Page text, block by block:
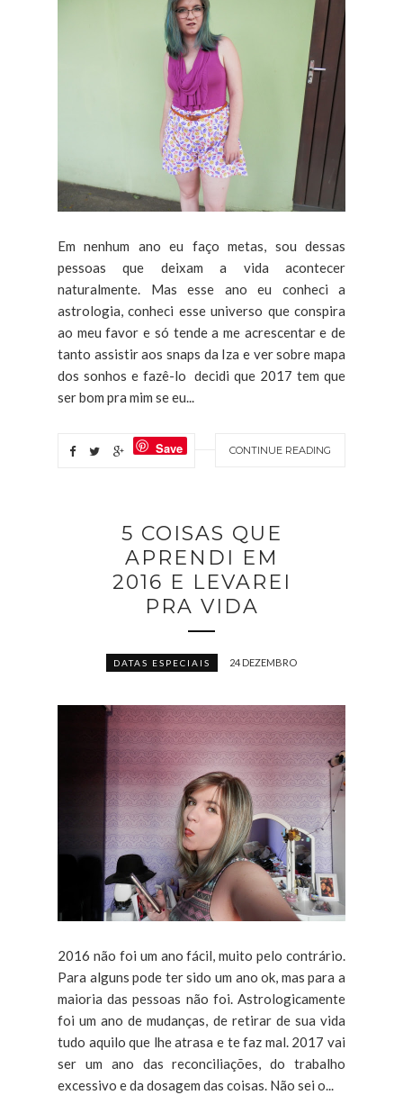
Em nenhum ano eu faço metas, sou dessas
pessoas que deixam a vida acontecer
naturalmente. Mas esse ano eu conheci a
astrologia, conheci esse universo que conspira
ao meu favor e só tende a me acrescentar e de
tanto assistir aos snaps da Iza e ver sobre mapa
dos sonhos e fazê-lo decidi que 2017 tem que
ser bom pra mim se eu...
CONTINUE READING
Save
5 COISAS QUE
APRENDI EM
2016 E LEVAREI
PRA VIDA
DATAS ESPECIAIS 24 DEZEMBRO
2016 não foi um ano fácil, muito pelo contrário.
Para alguns pode ter sido um ano ok, mas para a
maioria das pessoas não foi. Astrologicamente
foi um ano de mudanças, de retirar de sua vida
tudo aquilo que lhe atrasa e te faz mal. 2017 vai
ser um ano das reconciliações, do trabalho
excessivo e da dosagem das coisas. Não sei o...